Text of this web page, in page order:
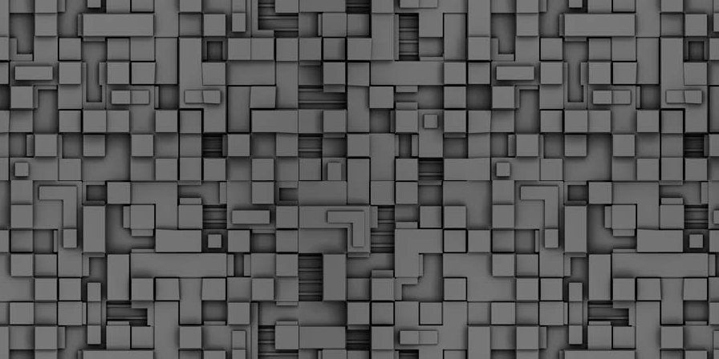
αξιώσεις των δημοσίων υπαλλήλων για επαναφορά των
δώρων, επικυρώνοντας την τρέχουσα κατάσταση παρά τις
αντιδράσεις της ΑΔΕΔΥ
Το ΣτΕ απέρριψε οριστικά την προσφυγή της ΑΔΕΔΥ και ενός
εκπαιδευτικού για την επαναφορά των δώρων Χριστουγέννων,
Πάσχα και θερινής άδειας (13ος και 14ος μισθός) στους
εργαζόμενους του δημόσιου τομέα, κλείνοντας μια μακρά
διαμάχη δεκαετιών που αφορούσε τις μνημονιακές περικοπές.
Γνωστοποίηση έκδοσης οριστικών αποτελεσμάτων –
Παροχή οδηγιών.
► Δείτε/κατεβάστε την πολυαναμενόμενη εγκύκλιο του Υπ.
FEB
1
Με διαρροή 2 μέρες πριν την στάση εργασίας
ενημερώνει το ΣτΕ για την απόρριψη της επαναφοράς